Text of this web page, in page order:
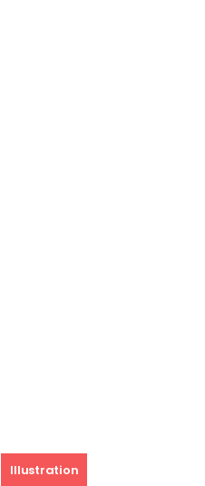
Illustration